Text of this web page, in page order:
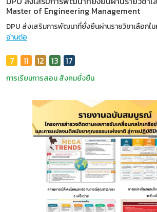
Master of Engineering Management
DPU ส่งเสริมการพัฒนาที่ยั่งยืนผ่านรายวิชาเลือก
อ่านต่อ
7 11 12 13 17
การเรียนการสอนสังคมยั่งยืน